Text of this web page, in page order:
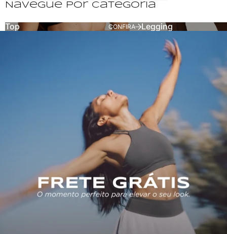
Navegue por categoria
TOPS
Top CONFIRA LEGGINGS
Legging